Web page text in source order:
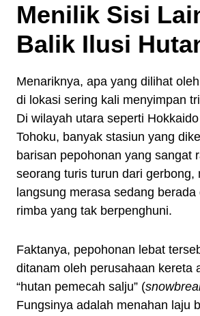
Menilik Sisi
Balik Ilusi
Menariknya, apa yang dilihat
di lokasi sering kali menyimpan
Di wilayah utara seperti
Tohoku, banyak stasiun yang
barisan pepohonan yang sangat
seorang turis turun dari gerbong,
langsung merasa sedang
rimba yang tak berpenghuni.
Faktanya, pepohonan lebat
ditanam oleh perusahaan kereta
“hutan pemecah salju” (
Fungsinya adalah menahan laju